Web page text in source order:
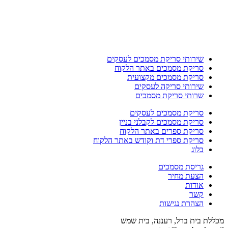
שירותי סריקת מסמכים לעסקים
סריקת מסמכים באתר הלקוח
סריקת מסמכים מקצועית
שירותי סריקה לעסקים
שרותי סריקת מסמכים
סריקת מסמכים לעסקים
סריקת מסמכים לקבלני בניין
סריקת ספרים באתר הלקוח
סריקת ספרי דת וקודש באתר הלקוח
בלוג
גריסת מסמכים
הצעת מחיר
אודות
קשר
הצהרת נגישות
מכללת בית ברל, רעננה, בית שמש